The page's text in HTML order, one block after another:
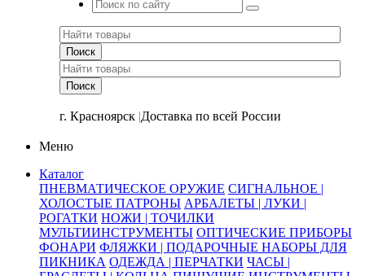
г. Красноярск |Доставка по всей России
Меню
Каталог
ПНЕВМАТИЧЕСКОЕ ОРУЖИЕ СИГНАЛЬНОЕ |
ХОЛОСТЫЕ ПАТРОНЫ АРБАЛЕТЫ | ЛУКИ |
РОГАТКИ НОЖИ | ТОЧИЛКИ
МУЛЬТИИНСТРУМЕНТЫ ОПТИЧЕСКИЕ ПРИБОРЫ
ФОНАРИ ФЛЯЖКИ | ПОДАРОЧНЫЕ НАБОРЫ ДЛЯ
ПИКНИКА ОДЕЖДА | ПЕРЧАТКИ ЧАСЫ |